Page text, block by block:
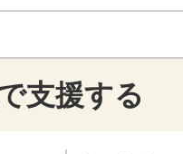
支援する